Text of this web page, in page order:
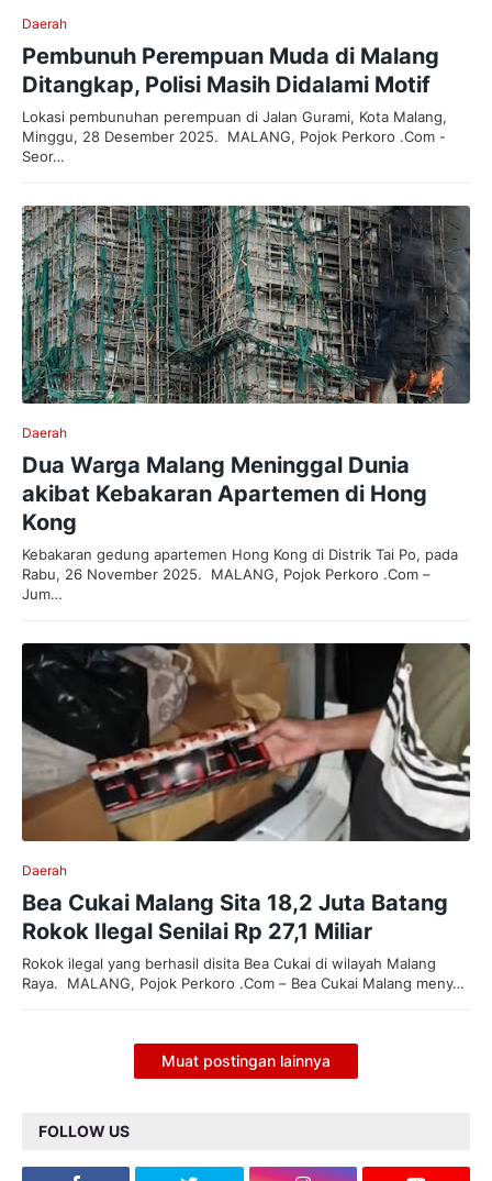
Daerah
Pembunuh Perempuan Muda di Malang
Ditangkap, Polisi Masih Didalami Motif
Lokasi pembunuhan perempuan di Jalan Gurami, Kota Malang,
Minggu, 28 Desember 2025. MALANG, Pojok Perkoro .Com -
Seor…
Daerah
Dua Warga Malang Meninggal Dunia
akibat Kebakaran Apartemen di Hong
Kong
Kebakaran gedung apartemen Hong Kong di Distrik Tai Po, pada
Rabu, 26 November 2025. MALANG, Pojok Perkoro .Com –
Jum…
Daerah
Bea Cukai Malang Sita 18,2 Juta Batang
Rokok Ilegal Senilai Rp 27,1 Miliar
Rokok ilegal yang berhasil disita Bea Cukai di wilayah Malang
Raya. MALANG, Pojok Perkoro .Com – Bea Cukai Malang meny…
Muat postingan lainnya
FOLLOW US